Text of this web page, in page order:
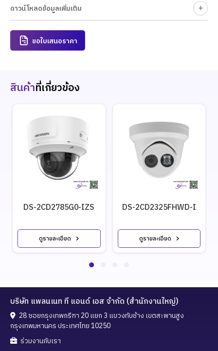
ดาวน์โหลดข้อมูลเพิ่มเติม
ขอใบเสนอราคา
สินค้าที่เกี่ยวข้อง
ดูรายละเอียด
DS-2CD2785G0-IZS
ดูรายละเอียด
DS-2CD2325FHWD-I
บริษัท แพลนเนท ที แอนด์ เอส จำกัด (สำนักงานใหญ่)
28 ซอยกรุงเทพกรีฑา 20 แยก 3 แขวงทับช้าง เขตสะพานสูง
กรุงเทพมหานคร ประเทศไทย 10250
ร่วมงานกับเรา